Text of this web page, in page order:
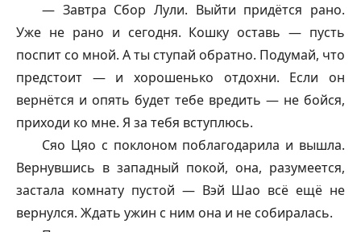
— Завтра Сбор Лули. Выйти придётся рано.
Уже не рано и сегодня. Кошку оставь — пусть
поспит со мной. А ты ступай обратно. Подумай, что
предстоит — и хорошенько отдохни. Если он
вернётся и опять будет тебе вредить — не бойся,
приходи ко мне. Я за тебя вступлюсь.
Сяо Цяо с поклоном поблагодарила и вышла.
Вернувшись в западный покой, она, разумеется,
застала комнату пустой — Вэй Шао всё ещё не
вернулся. Ждать ужин с ним она и не собиралась.